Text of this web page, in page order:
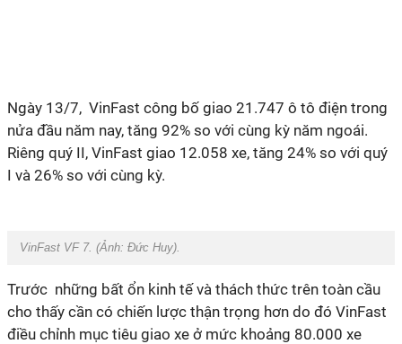
Ngày 13/7, VinFast công bố giao 21.747 ô tô điện trong
nửa đầu năm nay, tăng 92% so với cùng kỳ năm ngoái.
Riêng quý II, VinFast giao 12.058 xe, tăng 24% so với quý
I và 26% so với cùng kỳ.
VinFast VF 7. (Ảnh: Đức Huy).
Trước những bất ổn kinh tế và thách thức trên toàn cầu
cho thấy cần có chiến lược thận trọng hơn do đó VinFast
điều chỉnh mục tiêu giao xe ở mức khoảng 80.000 xe